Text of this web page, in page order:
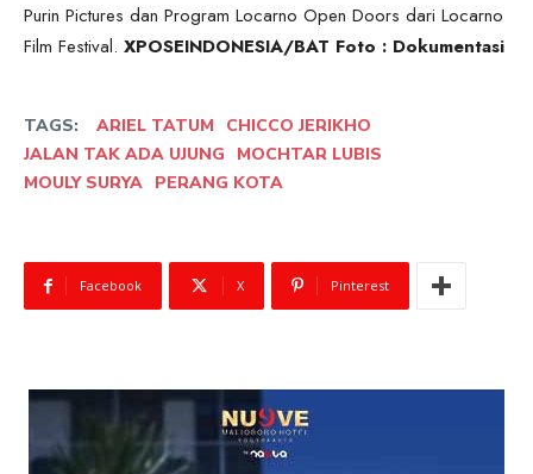
Purin Pictures dan Program Locarno Open Doors dari Locarno
Film Festival. XPOSEINDONESIA/BAT Foto : Dokumentasi
TAGS: ARIEL TATUM
CHICCO JERIKHO
JALAN TAK ADA UJUNG
MOCHTAR LUBIS
MOULY SURYA PERANG KOTA
Facebook X Pinterest